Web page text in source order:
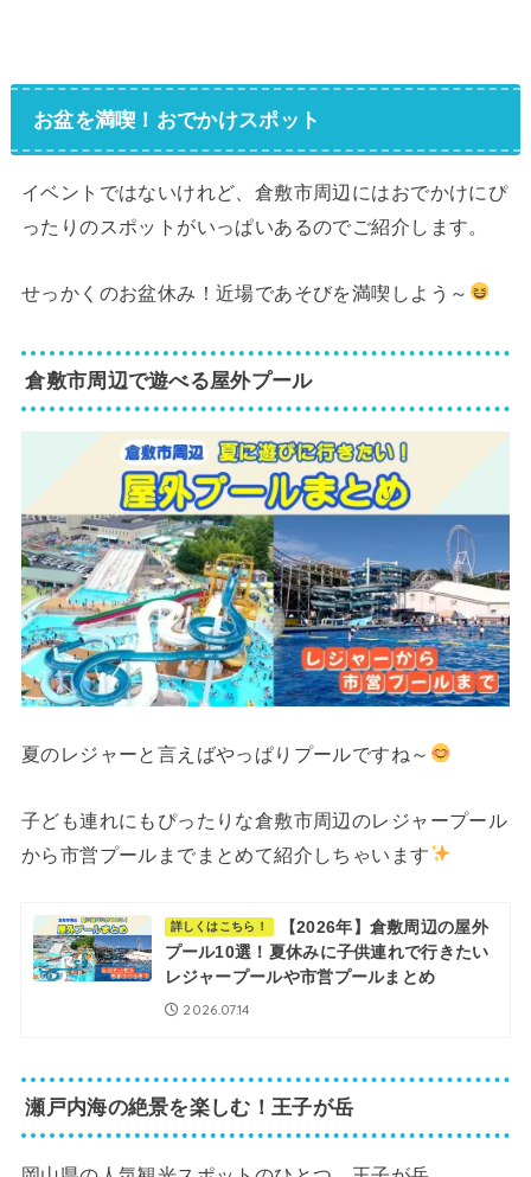
お盆を満喫！おでかけスポット
イベントではないけれど、倉敷市周辺にはおでかけにぴ
ったりのスポットがいっぱいあるのでご紹介します。
せっかくのお盆休み！近場であそびを満喫しよう～
倉敷市周辺で遊べる屋外プール
夏のレジャーと言えばやっぱりプールですね～
子ども連れにもぴったりな倉敷市周辺のレジャープール
から市営プールまでまとめて紹介しちゃいます
詳しくはこちら！
【2026年】倉敷周辺の屋外
プール10選！夏休みに子供連れで行きたい
レジャープールや市営プールまとめ
2026.07.14
瀬戸内海の絶景を楽しむ！王子が岳